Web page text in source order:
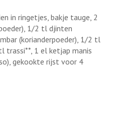
in ringetjes, bakje tauge, 2
1/2 tl djinten
(korianderpoeder), 1/2 tl
trassi**, 1 el ketjap manis
gekookte rijst voor 4